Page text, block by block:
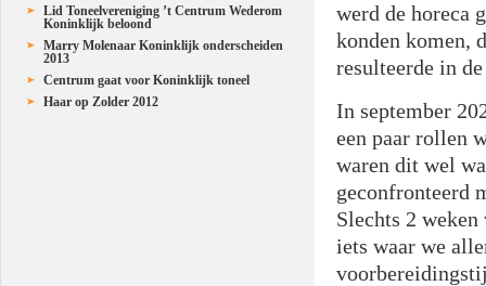
Lid Toneelvereniging ’t Centrum Wederom
Koninklijk beloond
Marry Molenaar Koninklijk onderscheiden
2013
Centrum gaat voor Koninklijk toneel
Haar op Zolder 2012
werd de horeca
konden komen,
resulteerde in
In september
een paar rollen
waren dit wel
geconfronteerd
Slechts 2
iets waar we